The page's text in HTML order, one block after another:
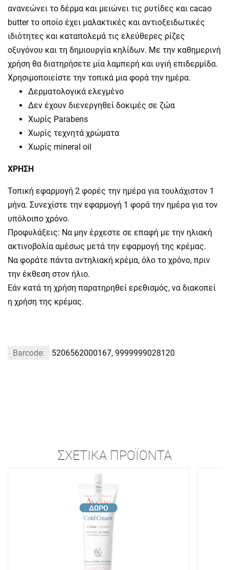
ανανεώνει το δέρμα και μειώνει τις ρυτίδες και cacao
butter το οποίο έχει μαλακτικές και αντιοξειδωτικές
ιδιότητες και καταπολεμά τις ελεύθερες ρίζες
οξυγόνου και τη δημιουργία κηλίδων. Με την καθημερινή
χρήση θα διατηρήσετε μία λαμπερή και υγιή επιδερμίδα.
Χρησιμοποιείστε την τοπικά μια φορά την ημέρα.
Δερματολογικά ελεγμένο
Δεν έχουν διενεργηθεί δοκιμές σε ζώα
Χωρίς Parabens
Χωρίς τεχνητά χρώματα
Χωρίς mineral oil
ΧΡΗΣΗ
Τοπική εφαρμογή 2 φορές την ημέρα για τουλάχιστον 1
μήνα. Συνεχίστε την εφαρμογή 1 φορά την ημέρα για τον
υπόλοιπο χρόνο.
Προφυλάξεις: Να μην έρχεστε σε επαφή με την ηλιακή
ακτινοβολία αμέσως μετά την εφαρμογή της κρέμας.
Να φοράτε πάντα αντηλιακή κρέμα, όλο το χρόνο, πριν
την έκθεση στον ήλιο.
Εάν κατά τη χρήση παρατηρηθεί ερεθισμός, να διακοπεί
η χρήση της κρέμας.
Barcode: 5206562000167, 9999999028120
ΣΧΕΤΙΚΆ ΠΡΟΪΌΝΤΑ